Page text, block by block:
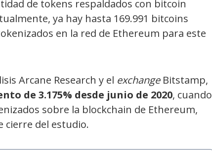
de tokens respaldados con bitcoin
ya hay hasta 169.991 bitcoins
en la red de Ethereum para este
Arcane Research y el exchangeBitstamp,
de 3.175% desde junio de 2020, cuando
sobre la blockchain de Ethereum,
cierre del estudio.